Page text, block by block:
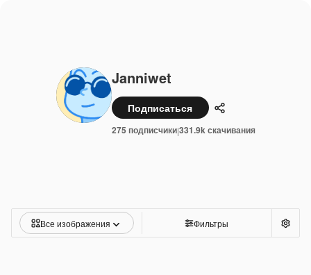
Janniwet
Подписаться Поделиться
275 подписчики|331.9k скачивания
Все изображения Фильтры